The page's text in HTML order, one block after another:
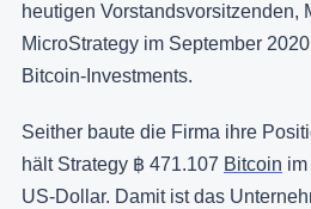
heutigen Vorstandsvorsitzenden,
MicroStrategy im September
Bitcoin-Investments.
Seither baute die Firma ihre
hält Strategy ฿ 471.107 Bitcoin
US-Dollar. Damit ist das